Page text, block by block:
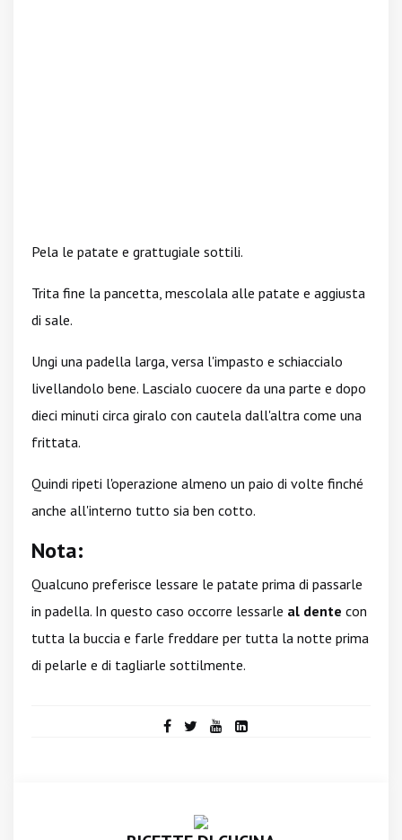
Pela le patate e grattugiale sottili.
Trita fine la pancetta, mescolala alle patate e aggiusta
di sale.
Ungi una padella larga, versa l'impasto e schiaccialo
livellandolo bene. Lascialo cuocere da una parte e dopo
dieci minuti circa giralo con cautela dall'altra come una
frittata.
Quindi ripeti l'operazione almeno un paio di volte finché
anche all'interno tutto sia ben cotto.
Nota:
Qualcuno preferisce lessare le patate prima di passarle
in padella. In questo caso occorre lessarle al dente con
tutta la buccia e farle freddare per tutta la notte prima
di pelarle e di tagliarle sottilmente.